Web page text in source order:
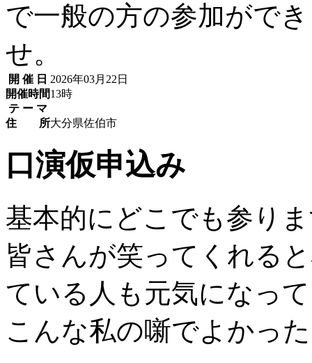
で一般の方の参加がで
せ。
開 催 日 2026年03月22日
開催時間13時
テ ー マ
住 所大分県佐伯市
口演仮申込み
基本的にどこでも参り
皆さんが笑ってくれる
ている人も元気になっ
こんな私の噺でよかっ